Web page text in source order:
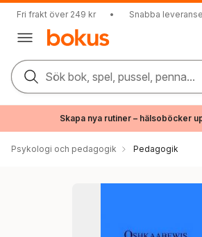
Fri frakt över 249 kr • Snabba
Sök bok, spel, pussel, penna...
Skapa nya rutiner – hälsoböcker
Psykologi och pedagogik Pedagogik